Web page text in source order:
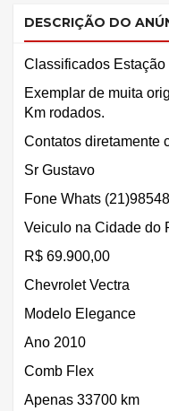
DESCRIÇÃO DO
Classificados
Exemplar de muita
Km rodados.
Contatos diretamente
Sr Gustavo
Fone Whats
Veiculo na Cidade do
R$ 69.900,00
Chevrolet Vectra
Modelo Elegance
Ano 2010
Comb Flex
Apenas 33700 km